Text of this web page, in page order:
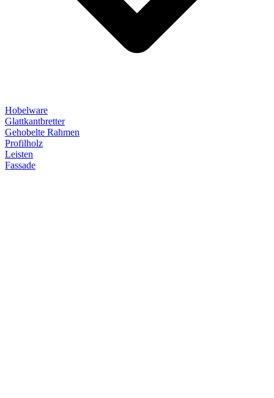
Hobelware
Glattkantbretter
Gehobelte Rahmen
Profilholz
Leisten
Fassade